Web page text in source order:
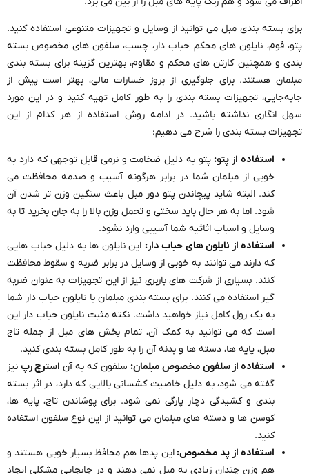
برای بسته بندی مبل می توانید از وسایل و تجهیزات متنوعی استفاده کنید.
پتو، فوم، نایلون های محکم حباب دار، چسب، سلفون های مخصوص بسته
بندی و همچنین کارتن های محکم و مقاوم، بهترین گزینه برای بسته بندی
مبلمان هستند. برای جلوگیری از بروز خسارات مالی، بهتر است پیش از
جابه‌جایی، تجهیزات بسته بندی را به طور کامل تهیه کنید و در این مورد
سهل انگاری نداشته باشید. در ادامه روش استفاده از هر کدام از این
تجهیزات بسته بندی را شرح می دهیم:
استفاده از پتو: پتو به دلیل ضخامت و نرمی قابل توجهی که دارد به
خوبی از مبلمان شما در برابر هرگونه آسیب و صدمه محافظت می
کند. البته شاید پیچاندن پتو دور مبل باعث سنگین وزن تر شدن آن
شود. اما به هر حال باید سختی و تحمل وزن بالا را به جان بخرید تا به
وسایل و اسباب اثاثیه شما آسیبی وارد نشود.
استفاده از نایلون های حباب دار: این نایلون ها به دلیل حباب هایی
که دارند می توانند به خوبی از وسایل در برابر ضربه و سقوط محافظت
کنند. بسیاری از شرکت های باربری نیز از این تجهیزات به عنوان ضربه
گیر استفاده می کنند. برای بسته بندی مبلمان با نایلون حباب دار شما
به یک رول کامل نیاز خواهید داشت. نکته مثبت نایلون حباب دار این
است که می توانید به کمک آن، تمام بخش های مبل از جمله تاج
مبل، پایه ها، دسته ها و بدنه آن را به طور کامل بسته بندی کنید.
استفاده از سلفون مخصوص مبلمان: سلفون که به آن استرچ رپنیز
گفته می شود، به دلیل خاصیت کشسانی بالایی که دارد، در اثر بسته
بندی و کشیدگی دچار پارگی نمی شود. برای پوشاندن تاج، پایه ها،
کوسن ها و دسته های مبلمان می توانید از این نوع سلفون استفاده
کنید.
استفاده از پد مخصوص:این پدها هم محافظ بسیار خوبی هستند و
هم وزن چندان زیادی به مبل نمی دهند و در جابجایی مشکلی ایجاد